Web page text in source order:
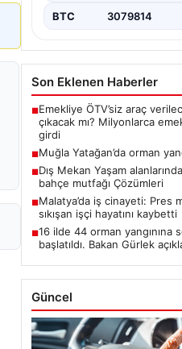
BTC 3079814
Son Eklenen Haberler
■Emekliye ÖTV’siz araç
çıkacak mı? Milyonlarca
girdi
■Muğla Yatağan’da orman
■Dış Mekan Yaşam
bahçe mutfağı Çözümleri
■Malatya’da iş cinayeti: Pres
sıkışan işçi hayatını kaybetti
■16 ilde 44 orman yangınına
başlatıldı. Bakan Gürlek
Güncel